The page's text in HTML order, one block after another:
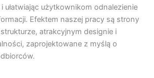
ułatwiając użytkownikom odnalezienie
Efektem naszej pracy są strony
atrakcyjnym designie i
zaprojektowane z myślą o